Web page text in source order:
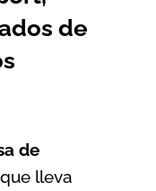
de
de
que lleva